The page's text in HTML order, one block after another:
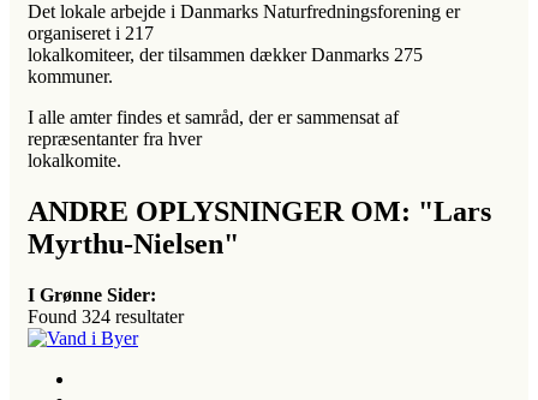
Det lokale arbejde i Danmarks Naturfredningsforening er
organiseret i 217
lokalkomiteer, der tilsammen dækker Danmarks 275
kommuner.
I alle amter findes et samråd, der er sammensat af
repræsentanter fra hver
lokalkomite.
ANDRE OPLYSNINGER OM: "Lars
Myrthu-Nielsen"
I Grønne Sider:
Found 324 resultater